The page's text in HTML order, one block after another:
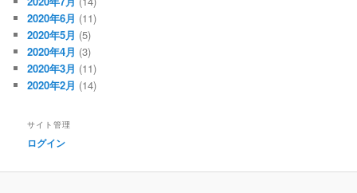
2020年6月 (11)
2020年5月 (5)
2020年4月 (3)
2020年3月 (11)
2020年2月 (14)
サイト管理
ログイン